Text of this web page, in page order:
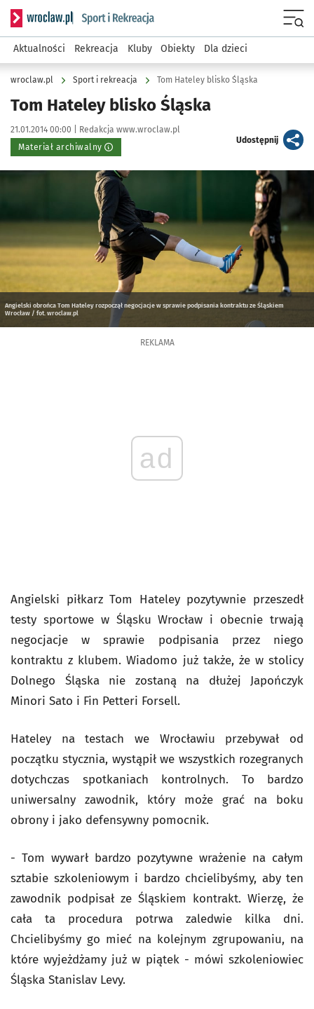
Serwis informacyjny wroclaw.pl podserwis: Sport i rekreacja
Aktualności Rekreacja Kluby Obiekty Dla dzieci
wroclaw.pl Sport i rekreacja Tom Hateley blisko Śląska
Tom Hateley blisko Śląska
Data publikacji:
21.01.2014 00:00 | Autor:
Redakcja www.wroclaw.pl
Materiał archiwalny
Udostępnijartykuł
Kliknij, aby powiększyć
Angielski obrońca Tom Hateley rozpoczął negocjacje w sprawie podpisania kontraktu ze Śląskiem
Wrocław / fot. wroclaw.pl
REKLAMA
ad
Angielski piłkarz Tom Hateley pozytywnie przeszedł
testy sportowe w Śląsku Wrocław i obecnie trwają
negocjacje w sprawie podpisania przez niego
kontraktu z klubem. Wiadomo już także, że w stolicy
Dolnego Śląska nie zostaną na dłużej Japończyk
Minori Sato i Fin Petteri Forsell.
Hateley na testach we Wrocławiu przebywał od
początku stycznia, wystąpił we wszystkich rozegranych
dotychczas spotkaniach kontrolnych. To bardzo
uniwersalny zawodnik, który może grać na boku
obrony i jako defensywny pomocnik.
- Tom wywarł bardzo pozytywne wrażenie na całym
sztabie szkoleniowym i bardzo chcielibyśmy, aby ten
zawodnik podpisał ze Śląskiem kontrakt. Wierzę, że
cała ta procedura potrwa zaledwie kilka dni.
Chcielibyśmy go mieć na kolejnym zgrupowaniu, na
które wyjeżdżamy już w piątek - mówi szkoleniowiec
Śląska Stanislav Levy.